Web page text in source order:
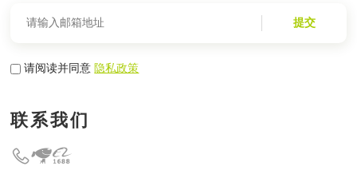
提交
请阅读并同意隐私政策
联系我们